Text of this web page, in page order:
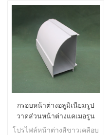
กรอบหน้าต่างอลูมิเนียมรูป
วาดส่วนหน้าต่างแคเมอรูน
โปรไฟล์หน้าต่างสีขาวเคลือบ